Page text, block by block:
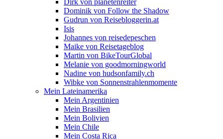
Dirk von planetenreiter
Dominik von Follow the Shadow
Gudrun von Reisebloggerin.at
Isis
Johannes von reisedepeschen
Maike von Reisetageblog
Martin von BikeTourGlobal
Melanie von goodmorningworld
Nadine von hudsonfamily.ch
Wibke von Sonnenstrahlenmomente
Mein Lateinamerika
Mein Argentinien
Mein Brasilien
Mein Bolivien
Mein Chile
Mein Costa Rica